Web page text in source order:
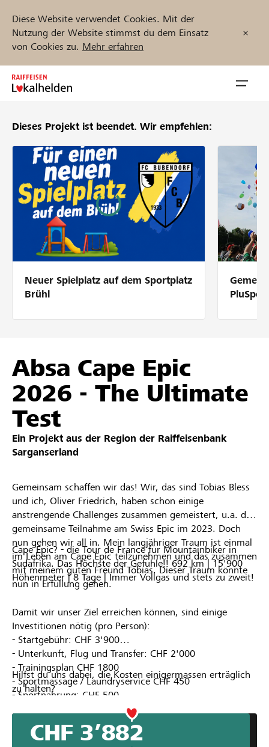
Diese Website verwendet Cookies. Mit der
Nutzung der Website stimmst du dem Einsatz
von Cookies zu. Mehr erfahren
Zum
Inhalt
Unterstützen
Hilfe & Support
Partner / Raiffeisenbank
Anmelden
Registrieren
Projekte und Organisationen finden
DE FR IT
Dieses Projekt ist beendet. Wir empfehlen:
Neuer Spielplatz auf dem Sportplatz
Brühl
Absa Cape Epic
2026 - The Ultimate
Test
Ein Projekt aus der Region der Raiffeisenbank
Sarganserland
Gemeinsam schaffen wir das! Wir, das sind Tobias Bless
und ich, Oliver Friedrich, haben schon einige
anstrengende Challenges zusammen gemeistert, u.a. die
gemeinsame Teilnahme am Swiss Epic im 2023. Doch
nun gehen wir all in. Mein langjähriger Traum ist einmal
im Leben am Cape Epic teilzunehmen und das zusammen
mit meinem guten Freund Tobias. Dieser Traum könnte
nun in Erfüllung gehen.
Cape Epic? - die Tour de France für Mountainbiker in
Südafrika. Das Höchste der Gefühle!! 692 km | 15'900
Höhenmeter | 8 Tage | Immer Vollgas und stets zu zweit!
Damit wir unser Ziel erreichen können, sind einige
Investitionen nötig (pro Person):
- Startgebühr: CHF 3'900
- Unterkunft, Flug und Transfer: CHF 2'000
- Trainingsplan CHF 1800
- Sportmassage / Laundryservice CHF 450
- Sportnahrung: CHF 500
- Material und Reparaturen: CHF 300
Hilfst du uns dabei, die Kosten einigermassen erträglich
zu halten?
CHF 3’882